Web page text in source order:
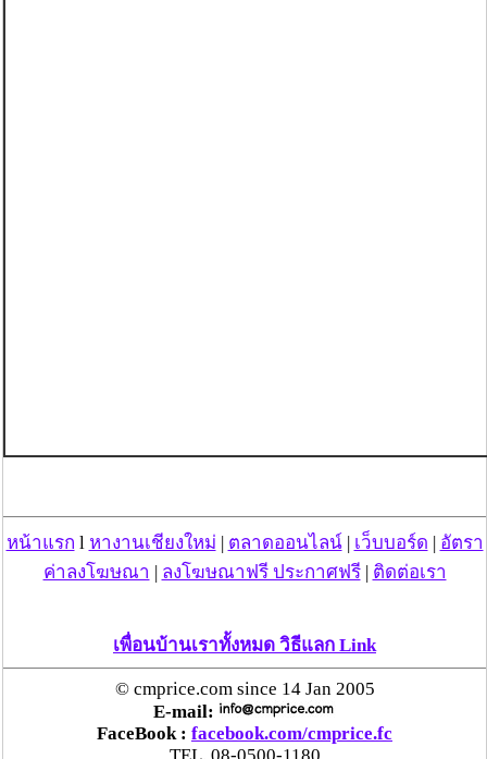
หน้าแรก l หางานเชียงใหม่ | ตลาดออนไลน์| เว็บบอร์ด | อัตรา
ค่าลงโฆษณา | ลงโฆษณาฟรี ประกาศฟรี| ติดต่อเรา
เพื่อนบ้านเราทั้งหมด วิธีแลก Link
© cmprice.com since 14 Jan 2005
E-mail:
FaceBook : facebook.com/cmprice.fc
TEL. 08-0500-1180